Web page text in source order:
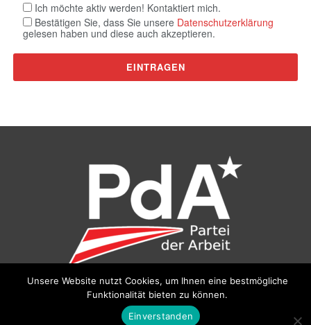
Ich möchte aktiv werden! Kontaktiert mich.
Bestätigen Sie, dass Sie unsere Datenschutzerklärung
gelesen haben und diese auch akzeptieren.
Partei der Arbeit (PdA), Bundesbüro: Drorygasse 21, 1030
pda@parteiderarbeit.at
Unsere Website nutzt Cookies, um Ihnen eine bestmögliche
Funktionalität bieten zu können.
Einverstanden